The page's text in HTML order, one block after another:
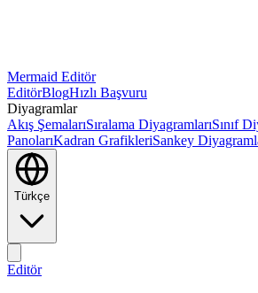
Mermaid Editör
EditörBlogHızlı Başvuru
Diyagramlar
Akış ŞemalarıSıralama DiyagramlarıSınıf
PanolarıKadran GrafikleriSankey
Türkçe
Editör